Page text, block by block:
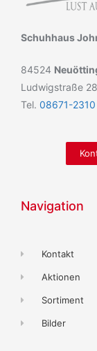
Schuhhaus
84524
Ludwigstraße 28
Tel. 08671-2310
Navigation
Kontakt
Aktionen
Sortiment
Bilder